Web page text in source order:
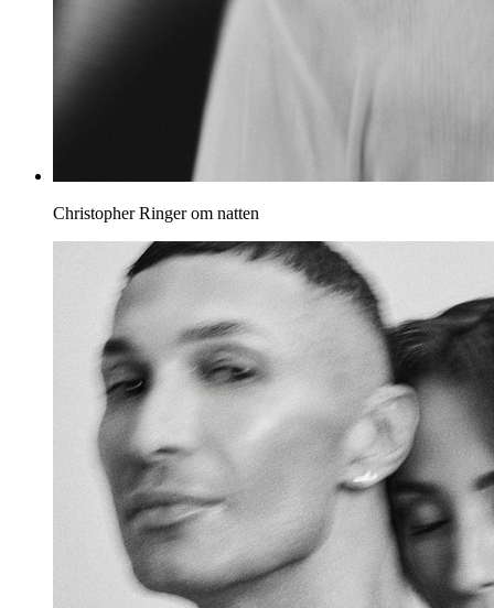
ChristopherRinger om natten